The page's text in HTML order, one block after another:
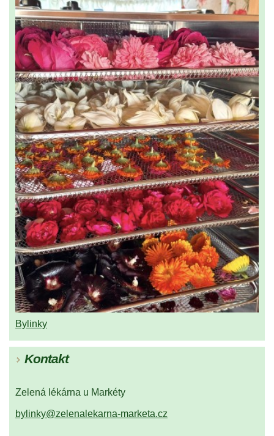
Bylinky
Kontakt
Zelená lékárna u Markéty
bylinky@zelenalekarna-marketa.cz